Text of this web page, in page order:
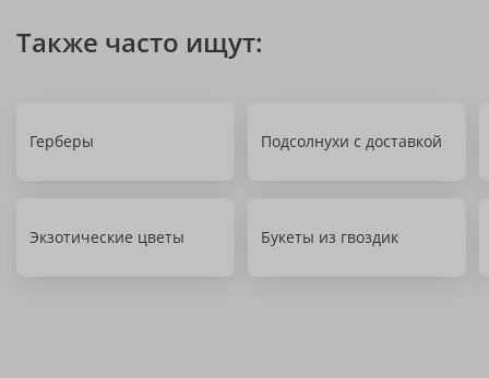
Также часто ищут:
Герберы Подсолнухи с доставкой
Экзотические цветы Букеты из гвоздик